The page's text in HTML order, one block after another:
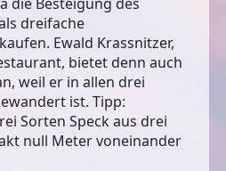
dreifache
Ewald Krassnitzer,
bietet denn auch
weil er in allen drei
ist. Tipp:
Sorten Speck aus drei
null Meter voneinander